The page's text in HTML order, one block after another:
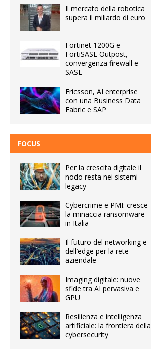
Il mercato della robotica
supera il miliardo di euro
Fortinet 1200G e
FortiSASE Outpost,
convergenza firewall e
SASE
Ericsson, AI enterprise
con una Business Data
Fabric e SAP
FOCUS
Per la crescita digitale il
nodo resta nei sistemi
legacy
Cybercrime e PMI: cresce
la minaccia ransomware
in Italia
Il futuro del networking e
dell’edge per la rete
aziendale
Imaging digitale: nuove
sfide tra AI pervasiva e
GPU
Resilienza e intelligenza
artificiale: la frontiera della
cybersecurity